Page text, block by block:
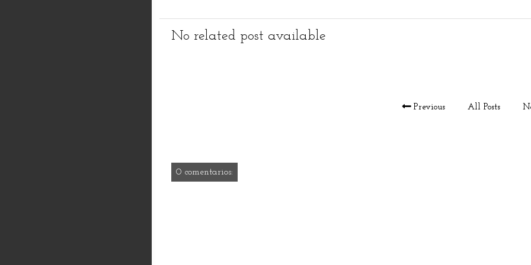
No related post available
Previous All Posts
0 comentarios: